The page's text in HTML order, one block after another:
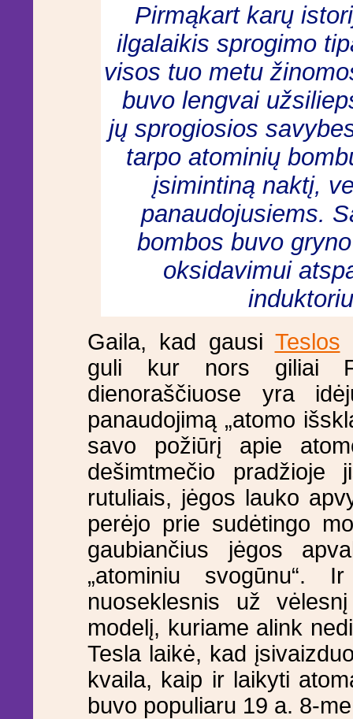
Pirmąkart karų
ilgalaikis sprogimo
visos tuo metu
buvo lengvai
jų sprogiosios
tarpo atominių
įsimintiną naktį,
panaudojusiems.
bombos buvo
oksidavimui
Gaila, kad gausi Teslos
guli kur nors giliai
dienoraščiuose yra
panaudojimą „atomo
savo požiūrį apie
dešimtmečio
rutuliais, jėgos lauko
perėjo prie sudėtingo
gaubiančius jėgos
„atominiu svogūnu“.
nuoseklesnis už
modelį, kuriame alink
Tesla laikė, kad
kvaila, kaip ir laikyti
buvo populiaru 19 a. 8-